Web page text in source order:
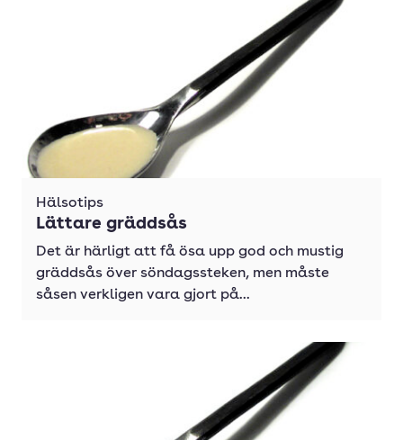
Hälsotips
Lättare gräddsås
Det är härligt att få ösa upp god och mustig
gräddsås över söndagssteken, men måste
såsen verkligen vara gjort på...